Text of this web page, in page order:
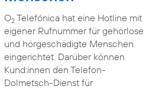
O2Telefónica hat eine Hotline mit
eigener Rufnummer für gehörlose
und hörgeschädigte Menschen
eingerichtet. Darüber können
Kund:innen den Telefon-
Dolmetsch-Dienst für